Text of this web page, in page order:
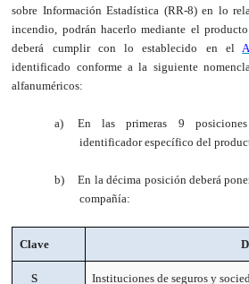
sobre Información Estadística (RR-8) en lo
incendio, podrán hacerlo mediante el
deberá cumplir con lo establecido en el
identificado conforme a la siguiente
alfanuméricos:
a)
En las primeras 9
identificador específico del
b)
En la décima posición deberá
compañía:
Clave
S Instituciones de seguros y